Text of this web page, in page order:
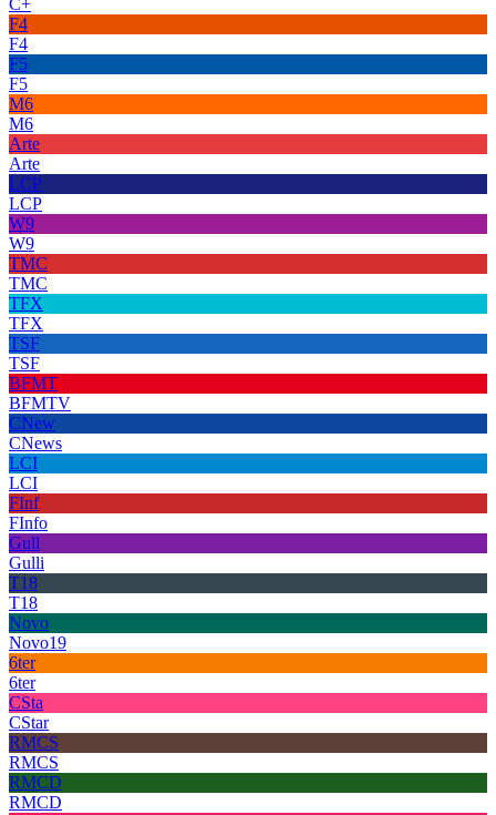
C+
F4
F4
F5
F5
M6
M6
Arte
Arte
LCP
LCP
W9
W9
TMC
TMC
TFX
TFX
TSF
TSF
BFMT
BFMTV
CNew
CNews
LCI
LCI
FInf
FInfo
Gull
Gulli
T18
T18
Novo
Novo19
6ter
6ter
CSta
CStar
RMCS
RMCS
RMCD
RMCD